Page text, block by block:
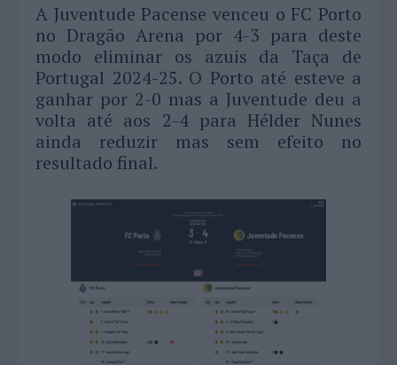
A Juventude Pacense venceu o FC Porto
no Dragão Arena por 4-3 para deste
modo eliminar os azuis da Taça de
Portugal 2024-25. O Porto até esteve a
ganhar por 2-0 mas a Juventude deu a
volta até aos 2-4 para Hélder Nunes
ainda reduzir mas sem efeito no
resultado final.